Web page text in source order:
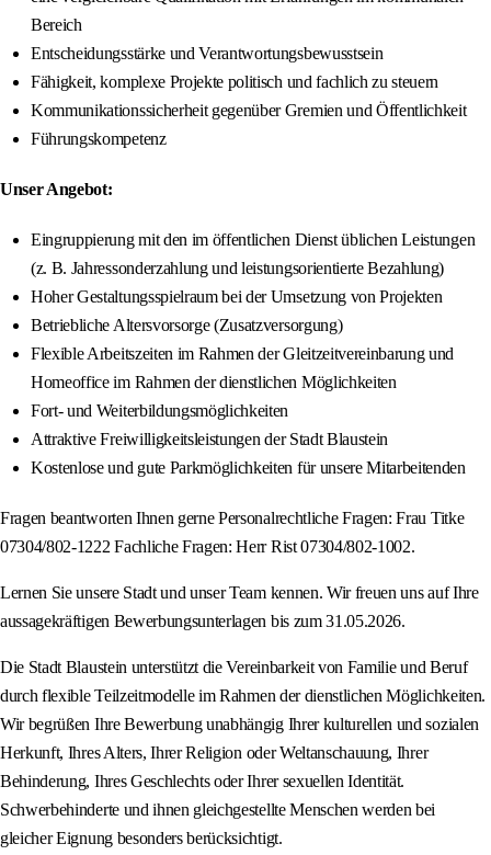
Bereich
Entscheidungsstärke und Verantwortungsbewusstsein
Fähigkeit, komplexe Projekte politisch und fachlich zu steuern
Kommunikationssicherheit gegenüber Gremien und Öffentlichkeit
Führungskompetenz
Unser Angebot:
Eingruppierung mit den im öffentlichen Dienst üblichen Leistungen
(z. B. Jahressonderzahlung und leistungsorientierte Bezahlung)
Hoher Gestaltungsspielraum bei der Umsetzung von Projekten
Betriebliche Altersvorsorge (Zusatzversorgung)
Flexible Arbeitszeiten im Rahmen der Gleitzeitvereinbarung und
Homeoffice im Rahmen der dienstlichen Möglichkeiten
Fort‑ und Weiterbildungsmöglichkeiten
Attraktive Freiwilligkeitsleistungen der Stadt Blaustein
Kostenlose und gute Parkmöglichkeiten für unsere Mitarbeitenden
Fragen beantworten Ihnen gerne Personalrechtliche Fragen: Frau Titke
07304/802-1222 Fachliche Fragen: Herr Rist 07304/802-1002.
Lernen Sie unsere Stadt und unser Team kennen. Wir freuen uns auf Ihre
aussagekräftigen Bewerbungsunterlagen bis zum 31.05.2026.
Die Stadt Blaustein unterstützt die Vereinbarkeit von Familie und Beruf
durch flexible Teilzeitmodelle im Rahmen der dienstlichen Möglichkeiten.
Wir begrüßen Ihre Bewerbung unabhängig Ihrer kulturellen und sozialen
Herkunft, Ihres Alters, Ihrer Religion oder Weltanschauung, Ihrer
Behinderung, Ihres Geschlechts oder Ihrer sexuellen Identität.
Schwerbehinderte und ihnen gleichgestellte Menschen werden bei
gleicher Eignung besonders berücksichtigt.